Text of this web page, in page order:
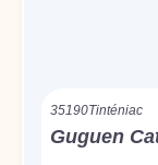
35190Tinténiac
Guguen